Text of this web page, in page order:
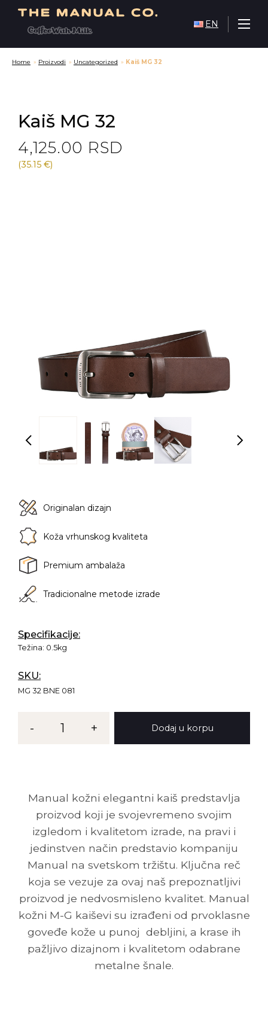
EN
Home » Proizvodi » Uncategorized » Kaiš MG 32
Kaiš MG 32
4,125.00 RSD
(35.15 €)
Originalan dizajn
Koža vrhunskog kvaliteta
Premium ambalaža
Tradicionalne metode izrade
Specifikacije:
Težina: 0.5kg
SKU:
MG 32 BNE 081
MG- 1 + Dodaj u korpu
Manual kožni elegantni kaiš predstavlja
proizvod koji je svojevremeno svojim
izgledom i kvalitetom izrade, na pravi i
jedinstven način predstavio kompaniju
Manual na svetskom tržištu. Ključna reč
koja se vezuje za ovaj naš prepoznatljivi
proizvod je nedvosmisleno kvalitet. Manual
kožni M-G kaiševi su izrađeni od prvoklasne
goveđe kože u punoj debljini, a krase ih
pažljivo dizajnom i kvalitetom odabrane
metalne šnale.